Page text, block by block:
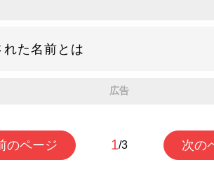
た名前とは
広告
のページ 1/3 次の